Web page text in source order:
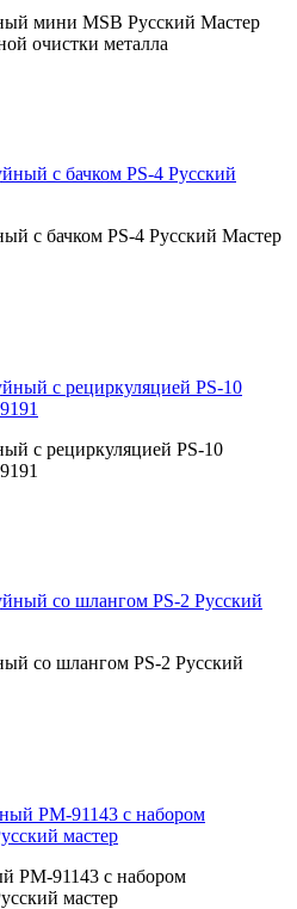
мини MSB Русский Мастер
очистки металла
с бачком PS-4 Русский Мастер
с рециркуляцией PS-10
со шлангом PS-2 Русский
РМ-91143 с набором
мастер